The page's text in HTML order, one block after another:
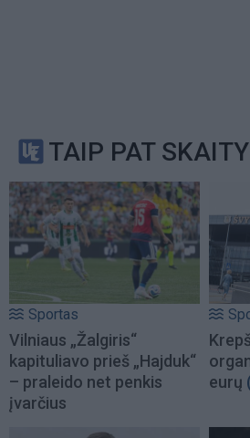
TAIP PAT
Sportas
Vilniaus „Žalgiris“
kapituliavo prieš „Hajduk“
– praleido net penkis
įvarčius
eurų